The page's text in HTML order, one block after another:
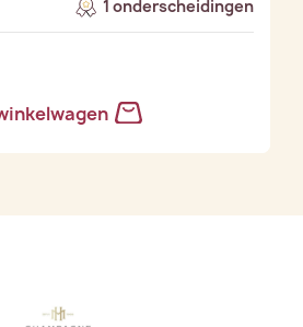
1 onderscheidingen